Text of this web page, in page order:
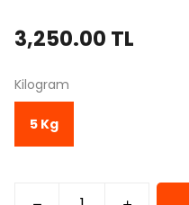
3,250.00 TL
Kilogram
5 Kg